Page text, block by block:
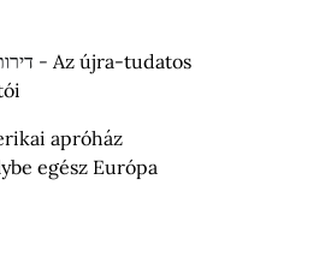
- Az újra-tudatos
apróház
egész Európa